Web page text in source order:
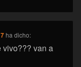
ha dicho:
vivo??? van a